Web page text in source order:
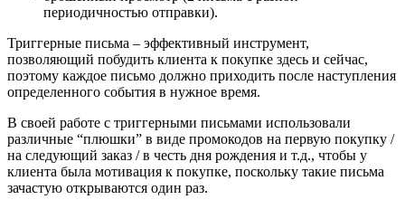
периодичностью отправки).
Триггерные письма – эффективный инструмент,
позволяющий побудить клиента к покупке здесь и сейчас,
поэтому каждое письмо должно приходить после наступления
определенного события в нужное время.
В своей работе с триггерными письмами использовали
различные “плюшки” в виде промокодов на первую покупку /
на следующий заказ / в честь дня рождения и т.д., чтобы у
клиента была мотивация к покупке, поскольку такие письма
зачастую открываются один раз.